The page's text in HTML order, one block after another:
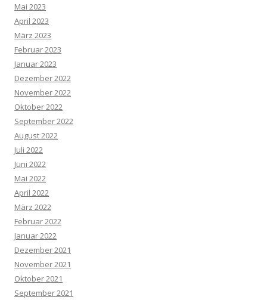
Mai 2023
April 2023
März 2023
Februar 2023
Januar 2023
Dezember 2022
November 2022
Oktober 2022
September 2022
August 2022
Juli 2022
Juni 2022
Mai 2022
April 2022
März 2022
Februar 2022
Januar 2022
Dezember 2021
November 2021
Oktober 2021
September 2021